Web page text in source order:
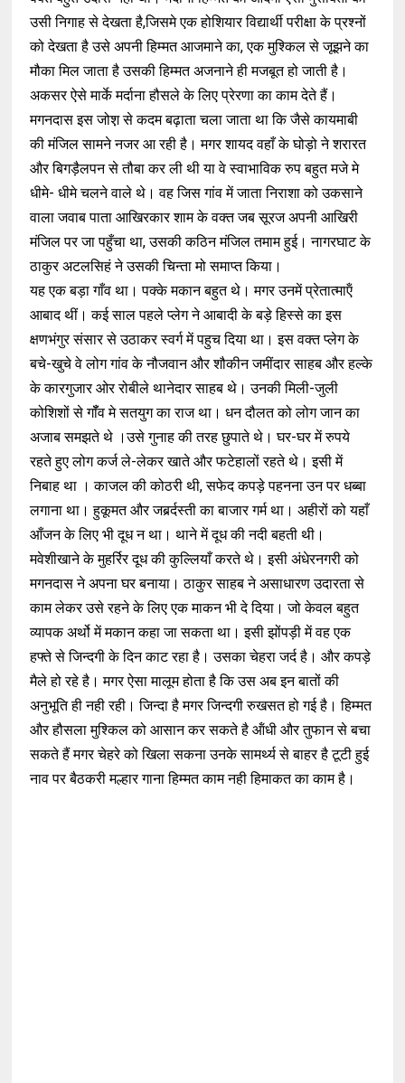
उसी निगाह से देखता है,जिसमे एक होशियार विद्यार्थी परीक्षा के प्रश्नों
को देखता है उसे अपनी हिम्मत आजमाने का, एक मुश्किल से जूझने का
मौका मिल जाता है उसकी हिम्मत अजनाने ही मजबूत हो जाती है।
अकसर ऐसे मार्के मर्दाना हौसले के लिए प्रेरणा का काम देते हैं।
मगनदास इस जोश़ से कदम बढ़ाता चला जाता था कि जैसे कायमाबी
की मंजिल सामने नजर आ रही है। मगर शायद वहाँ के घोड़ो ने शरारत
और बिगड़ैलपन से तौबा कर ली थी या वे स्वाभाविक रुप बहुत मजे मे
धीमे- धीमे चलने वाले थे। वह जिस गांव में जाता निराशा को उकसाने
वाला जवाब पाता आखिरकार शाम के वक्त जब सूरज अपनी आखिरी
मंजिल पर जा पहुँचा था, उसकी कठिन मंजिल तमाम हुई। नागरघाट के
ठाकुर अटलसिहं ने उसकी चिन्ता मो समाप्त किया।
यह एक बड़ा गाँव था। पक्के मकान बहुत थे। मगर उनमें प्रेतात्माऍं
आबाद थीं। कई साल पहले प्लेग ने आबादी के बड़े हिस्से का इस
क्षणभंगुर संसार से उठाकर स्वर्ग में पहुच दिया था। इस वक्त प्लेग के
बचे-खुचे वे लोग गांव के नौजवान और शौकीन जमींदार साहब और हल्के
के कारगुजार ओर रोबीले थानेदार साहब थे। उनकी मिली-जुली
कोशिशों से गॉँव मे सतयुग का राज था। धन दौलत को लोग जान का
अजाब समझते थे ।उसे गुनाह की तरह छुपाते थे। घर-घर में रुपये
रहते हुए लोग कर्ज ले-लेकर खाते और फटेहालों रहते थे। इसी में
निबाह था । काजल की कोठरी थी, सफेद कपड़े पहनना उन पर धब्बा
लगाना था। हुकूमत और जबर्र्दस्ती का बाजार गर्म था। अहीरों को यहाँ
आँजन के लिए भी दूध न था। थाने में दूध की नदी बहती थी।
मवेशीखाने के मुहर्रिर दूध की कुल्लियाँ करते थे। इसी अंधेरनगरी को
मगनदास ने अपना घर बनाया। ठाकुर साहब ने असाधारण उदारता से
काम लेकर उसे रहने के लिए एक माकन भी दे दिया। जो केवल बहुत
व्यापक अर्थो में मकान कहा जा सकता था। इसी झोंपड़ी में वह एक
हफ्ते से जिन्दगी के दिन काट रहा है। उसका चेहरा जर्द है। और कपड़े
मैले हो रहे है। मगर ऐसा मालूम होता है कि उस अब इन बातों की
अनुभूति ही नही रही। जिन्दा है मगर जिन्दगी रुखसत हो गई है। हिम्मत
और हौसला मुश्किल को आसान कर सकते है ऑंधी और तुफान से बचा
सकते हैं मगर चेहरे को खिला सकना उनके सामर्थ्य से बाहर है टूटी हुई
नाव पर बैठकरी मल्हार गाना हिम्मत काम नही हिमाकत का काम है।